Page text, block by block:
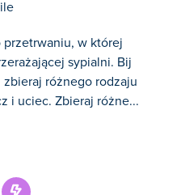
przetrwaniu, w której
sypialni. Bij
różnego rodzaju
i uciec. Zbieraj różne...
różnego rodzaju